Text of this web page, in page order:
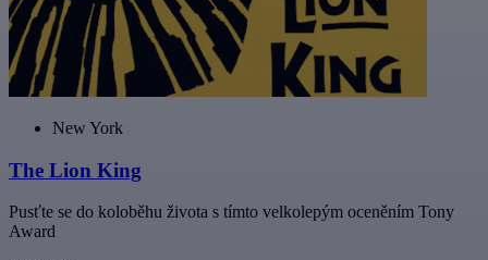
New York
The Lion King
Pusťte se do koloběhu života s tímto velkolepým oceněním Tony
Award